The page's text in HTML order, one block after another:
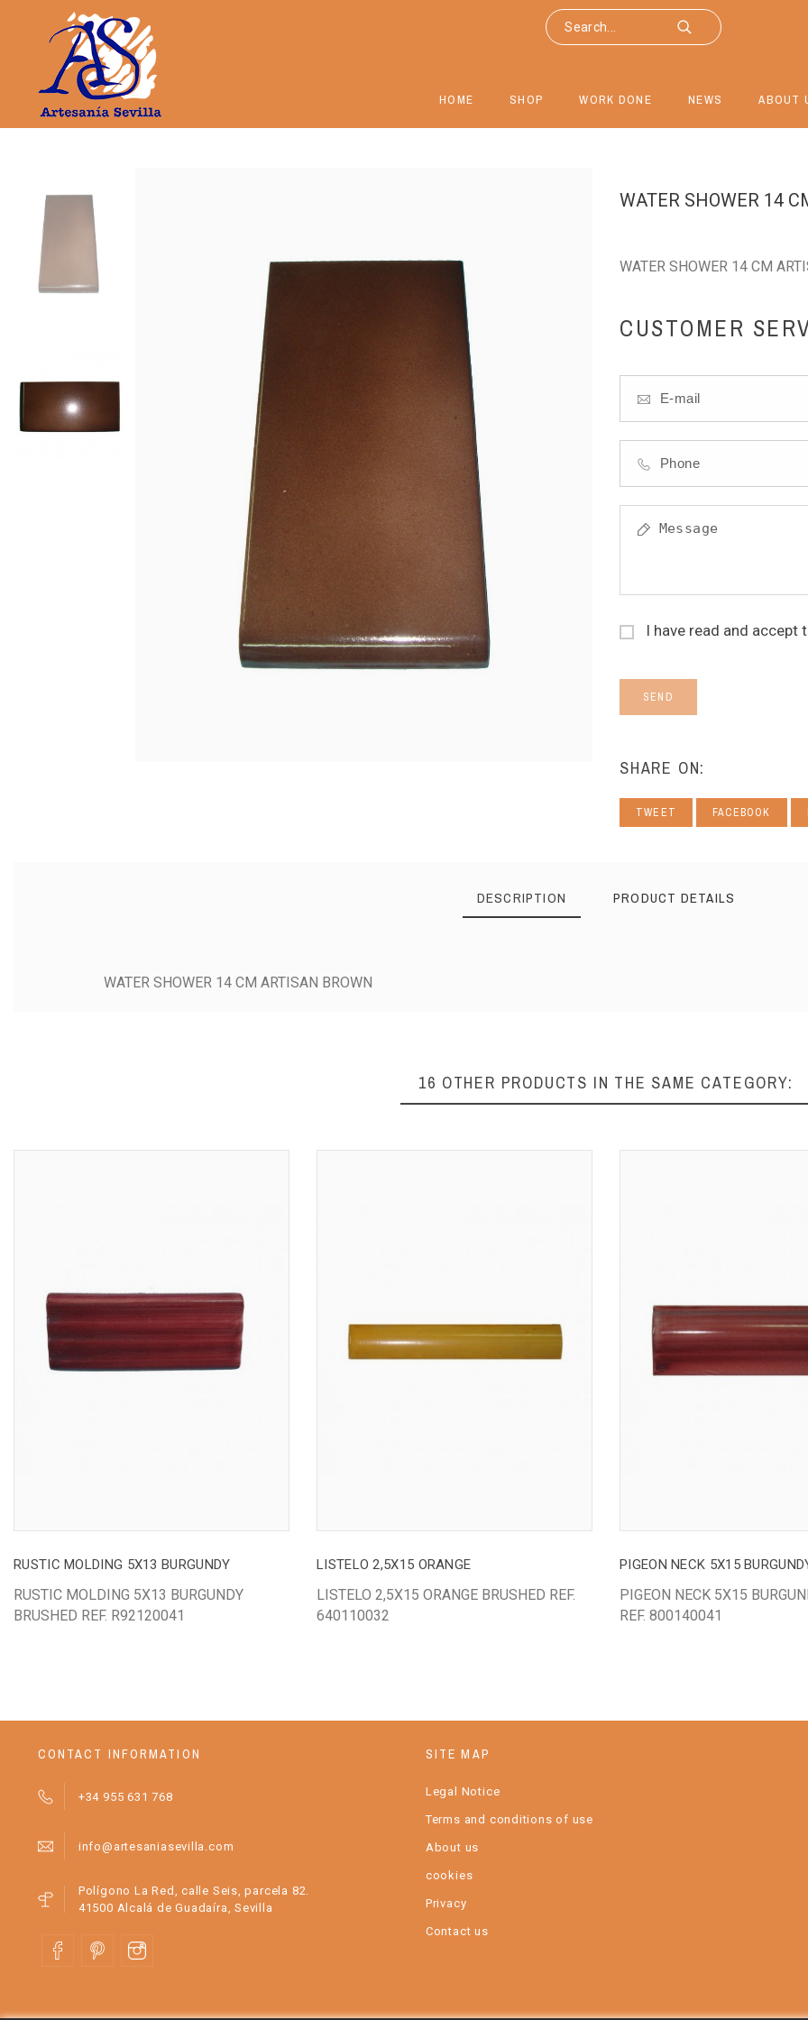
HOME SHOP WORK DONE NEWS ABOUT
WATER SHOWER 14
WATER SHOWER 14 CM
CUSTOMER
I have read and accept
SEND
SHARE ON:
TWEET FACEBOOK
DESCRIPTION PRODUCT DETAILS
WATER SHOWER 14 CM ARTISAN BROWN
16 OTHER PRODUCTS IN THE SAME CATEGORY:
RUSTIC MOLDING 5X13 BURGUNDY
RUSTIC MOLDING 5X13 BURGUNDY
BRUSHED REF. R92120041
LISTELO 2,5X15 ORANGE
LISTELO 2,5X15 ORANGE BRUSHED REF.
640110032
PIGEON NECK 5X15
PIGEON NECK 5X15
REF. 800140041
CONTACT INFORMATION
+34 955 631 768
info@artesaniasevilla.com
Polígono La Red, calle Seis, parcela 82.
41500 Alcalá de Guadaíra, Sevilla
SITE MAP
Legal Notice
Terms and conditions of use
About us
cookies
Privacy
Contact us